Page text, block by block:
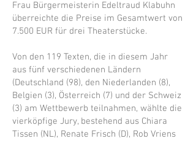
Frau Bürgermeisterin Edeltraud Klabuhn
überreichte die Preise im Gesamtwert von
7.500 EUR für drei Theaterstücke.
Von den 119 Texten, die in diesem Jahr
aus fünf verschiedenen Ländern
(Deutschland (98), den Niederlanden (8),
Belgien (3), Österreich (7) und der Schweiz
(3) am Wettbewerb teilnahmen, wählte die
vierköpfige Jury, bestehend aus Chiara
Tissen (NL), Renate Frisch (D), Rob Vriens